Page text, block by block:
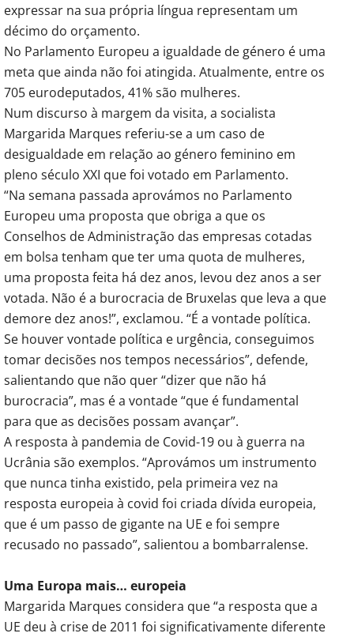
expressar na sua própria língua representam um
décimo do orçamento.
No Parlamento Europeu a igualdade de género é uma
meta que ainda não foi atingida. Atualmente, entre os
705 eurodeputados, 41% são mulheres.
Num discurso à margem da visita, a socialista
Margarida Marques referiu-se a um caso de
desigualdade em relação ao género feminino em
pleno século XXI que foi votado em Parlamento.
“Na semana passada aprovámos no Parlamento
Europeu uma proposta que obriga a que os
Conselhos de Administração das empresas cotadas
em bolsa tenham que ter uma quota de mulheres,
uma proposta feita há dez anos, levou dez anos a ser
votada. Não é a burocracia de Bruxelas que leva a que
demore dez anos!”, exclamou. “É a vontade política.
Se houver vontade política e urgência, conseguimos
tomar decisões nos tempos necessários”, defende,
salientando que não quer “dizer que não há
burocracia”, mas é a vontade “que é fundamental
para que as decisões possam avançar”.
A resposta à pandemia de Covid-19 ou à guerra na
Ucrânia são exemplos. “Aprovámos um instrumento
que nunca tinha existido, pela primeira vez na
resposta europeia à covid foi criada dívida europeia,
que é um passo de gigante na UE e foi sempre
recusado no passado”, salientou a bombarralense.
Uma Europa mais… europeia
Margarida Marques considera que “a resposta que a
UE deu à crise de 2011 foi significativamente diferente